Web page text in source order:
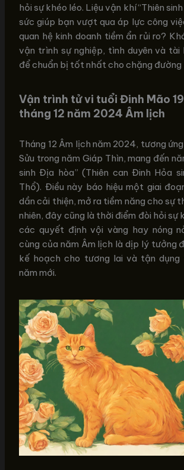
hỏi sự khéo léo. Liệu vận khí “Thiên
sức giúp bạn vượt qua áp lực công
quan hệ kinh doanh tiềm ẩn rủi ro?
vận trình sự nghiệp, tình duyên và
để chuẩn bị tốt nhất cho chặng
Vận trình tử vi tuổi Đinh Mão
tháng 12 năm 2024 Âm lịch
Tháng 12 Âm lịch năm 2024, tương
Sửu trong năm Giáp Thìn, mang đến
sinh Địa hòa” (Thiên can Đinh Hỏa
Thổ). Điều này báo hiệu một giai
dần cải thiện, mở ra tiềm năng cho sự
nhiên, đây cũng là thời điểm đòi hỏi sự
các quyết định vội vàng hay nóng
cùng của năm Âm lịch là dịp lý tưởng
kế hoạch cho tương lai và tận dụng
năm mới.